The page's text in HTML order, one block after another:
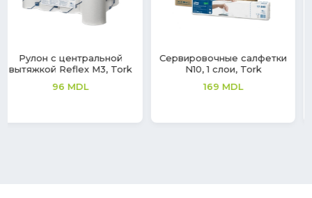
Сервировочные салфетки
N10, 1 слои, Tork
169MDL
Сервировочные салфетки
LinStyle Premium, Black,